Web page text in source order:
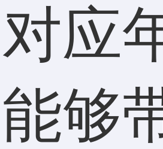
应
够